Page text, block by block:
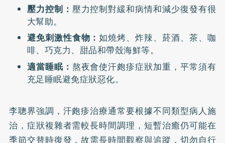
壓力控制： 壓力控制對緩和病情和減少復發有很
大幫助。
避免刺激性食物：如燒烤、炸辣、菸酒、茶、咖
啡、巧克力、甜品和帶殼海鮮等。
適當睡眠： 熬夜會使汗皰疹症狀加重，平常須有
充足睡眠避免症狀惡化。
李聰界強調，汗皰疹治療通常要根據不同類型病人施
治，症狀複雜者需較長時間調理，短暫治癒仍可能在
季節交替時復發，故需長時間觀察與追蹤，切勿自行